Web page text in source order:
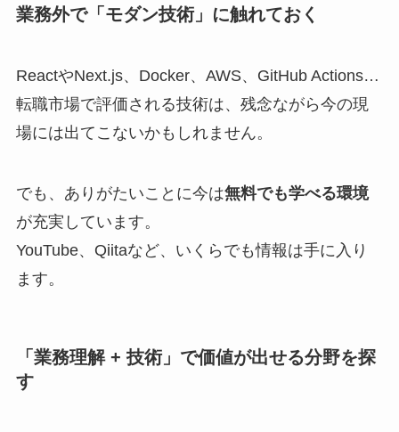
業務外で「モダン技術」に触れておく
ReactやNext.js、Docker、AWS、GitHub Actions…
転職市場で評価される技術は、残念ながら今の現
場には出てこないかもしれません。
でも、ありがたいことに今は無料でも学べる環境
が充実しています。
YouTube、Qiitaなど、いくらでも情報は手に入り
ます。
「業務理解 + 技術」で価値が出せる分野を探
す